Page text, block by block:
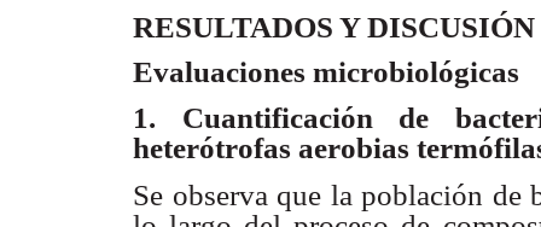
RESULTADOS Y DISCUSIÓN
Evaluaciones microbiológicas
1. Cuantificación de
heterótrofas aerobias
Se observa que la población de